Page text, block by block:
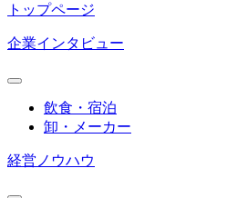
トップページ
企業インタビュー
飲食・宿泊
卸・メーカー
経営ノウハウ